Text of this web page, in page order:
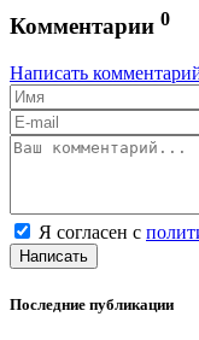
Комментарии 0
Написать
Я согласен с
Написать
Последние публикации